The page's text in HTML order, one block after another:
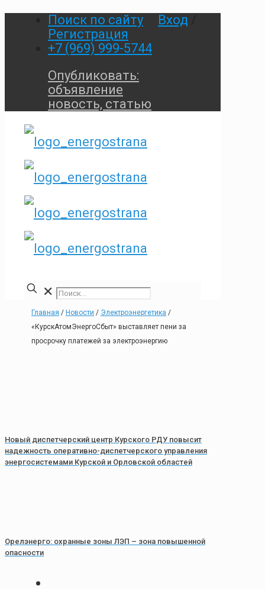
Поиск по сайту Вход
Регистрация
+7 (969) 999-5744
Опубликовать:
объявление
новость, статью
✕
Главная / Новости / Электроэнергетика /
«КурскАтомЭнергоСбыт» выставляет пени за
просрочку платежей за электроэнергию
Новый диспетчерский центр Курского РДУ повысит
надежность оперативно-диспетчерского управления
энергосистемами Курской и Орловской областей
Орелэнерго: охранные зоны ЛЭП – зона повышенной
опасности